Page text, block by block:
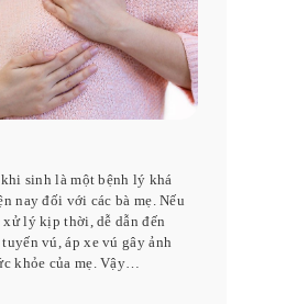
khi sinh là một bệnh lý khá
nay đối với các bà mẹ. Nếu
lý kịp thời, dễ dẫn đến
vú, áp xe vú gây ảnh
khỏe của mẹ. Vậy…